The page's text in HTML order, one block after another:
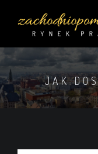
JAK